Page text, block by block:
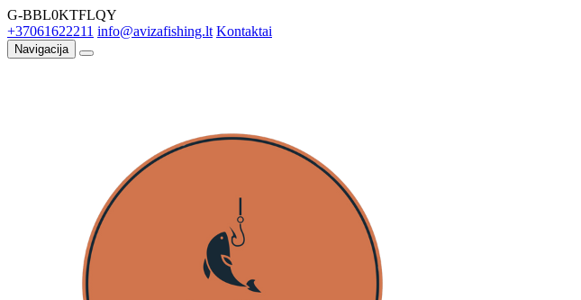
G-BBL0KTFLQY
+37061622211 info@avizafishing.lt Kontaktai
Navigacija